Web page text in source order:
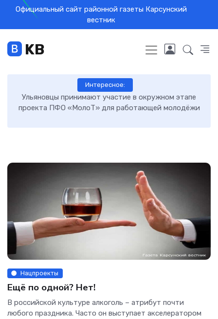
Официальный сайт районной газеты Карсунский
вестник
KB
Интересное:
Ульяновцы принимают участие в окружном этапе
проекта ПФО «МолоТ» для работающей молодёжи
Нацпроекты
Ещё по одной? Нет!
В российской культуре алкоголь – атрибут почти
любого праздника. Часто он выступает акселератором